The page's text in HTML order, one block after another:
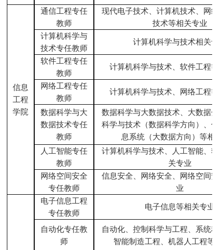
信息
工程
学院
通信工程专任
教师
现代电子技术、计算机技术、网
技术等相关专业
计算机科学与
技术专任教师
计算机科学与技术相关
软件工程专任
教师
计算机科学与技术、软件工程
网络工程专任
教师
计算机科学与技术、网络工程
数据科学与大
数据技术专任
教师
数据科学与大数据技术、大数据
科学与技术（数据科学方向）、
息系统（大数据方向）等相
人工智能专任
教师
计算机科学与技术、人工智能、
关专业
网络空间安全
专任教师
信息安全、网络安全、网络空间
业
电子信息工程
专任教师
电子信息等相关专业
自动化专任教
师
自动化、控制科学与工程、系统
智能制造工程、机器人工程等